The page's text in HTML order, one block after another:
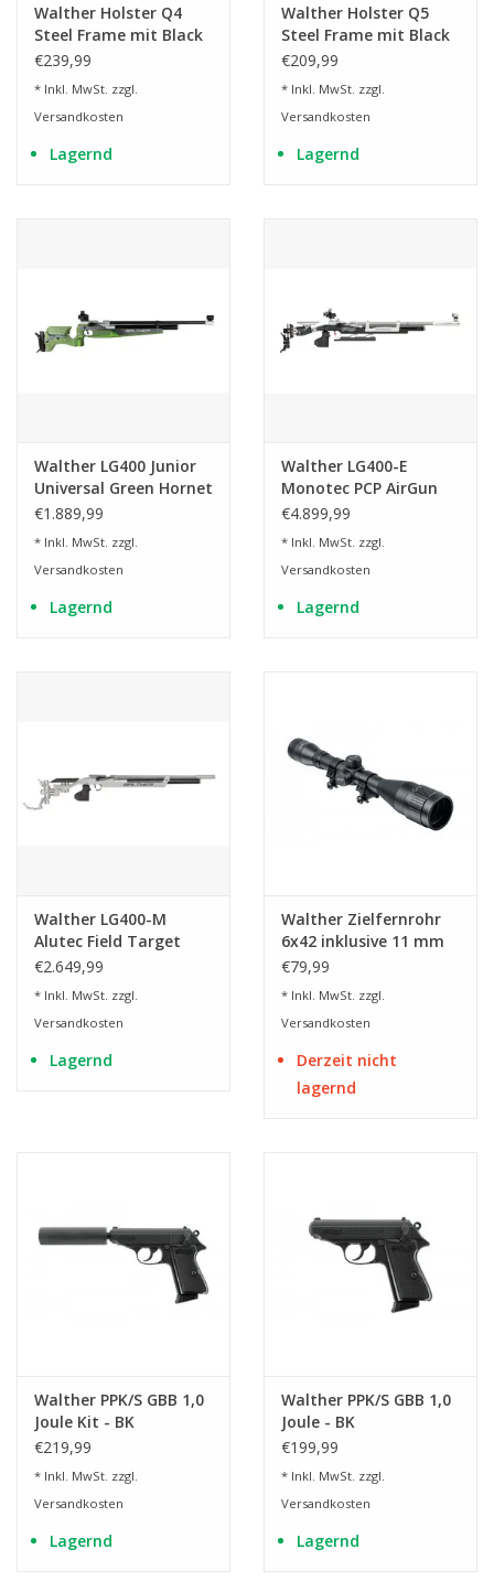
Walther Holster Q4
Steel Frame mit Black
Hawk Gürteladapter
€239,99
* Inkl. MwSt. zzgl.
Versandkosten
Lagernd
Walther Holster Q5
Steel Frame mit Black
Hawk Gürteladapter
€209,99
* Inkl. MwSt. zzgl.
Versandkosten
Lagernd
Walther LG400 Junior
Universal Green Hornet
PCP Match AirGun
€1.889,99
* Inkl. MwSt. zzgl.
Versandkosten
Lagernd
Walther LG400-E
Monotec PCP AirGun
€4.899,99
* Inkl. MwSt. zzgl.
Versandkosten
Lagernd
Walther LG400-M
Alutec Field Target
Match PCP
€2.649,99
* Inkl. MwSt. zzgl.
Versandkosten
Lagernd
Walther Zielfernrohr
6x42 inklusive 11 mm
Montageringe für
€79,99
* Inkl. MwSt. zzgl.
Versandkosten
Derzeit nicht
lagernd
Walther PPK/S GBB 1,0
Joule Kit - BK
€219,99
* Inkl. MwSt. zzgl.
Versandkosten
Lagernd
Walther PPK/S GBB 1,0
Joule - BK
€199,99
* Inkl. MwSt. zzgl.
Versandkosten
Lagernd